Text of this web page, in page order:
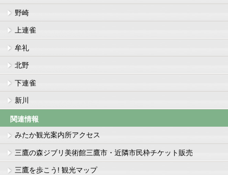
野崎
上連雀
牟礼
北野
下連雀
新川
関連情報
みたか観光案内所アクセス
三鷹の森ジブリ美術館三鷹市・近隣市民枠チケット販売
三鷹を歩こう! 観光マップ